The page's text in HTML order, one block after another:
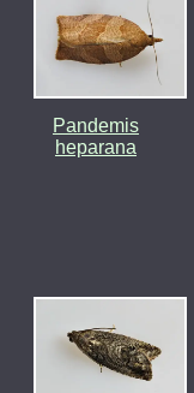
Pandemis
heparana